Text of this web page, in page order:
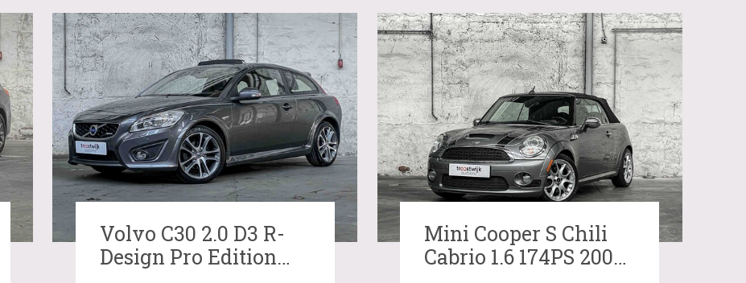
Volvo C30 2.0 D3 R-
Design Pro Edition
Mini Cooper S Chili
Cabrio 1.6 174PS 2009,